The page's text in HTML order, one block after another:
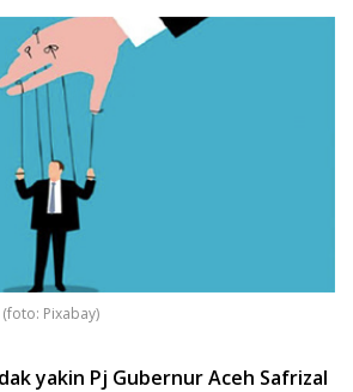
Pixabay)
yakin Pj Gubernur Aceh Safrizal